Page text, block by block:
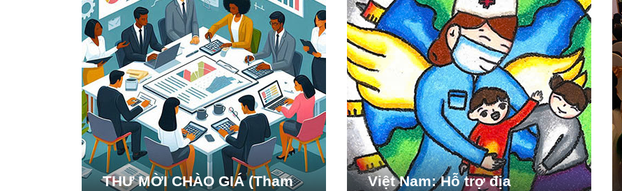
THƯ MỜI CHÀO GIÁ (Tham
Việt Nam: Hỗ trợ địa